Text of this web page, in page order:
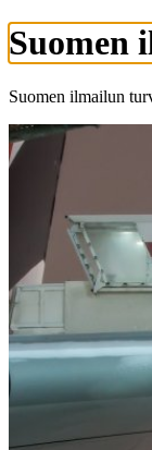
Suomen
Suomen ilmailun